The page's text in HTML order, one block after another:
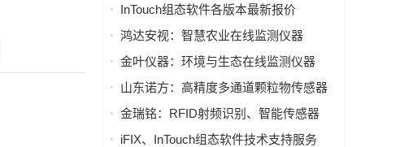
InTouch组态软件各版本最新报价
鸿达安视：智慧农业在线监测仪器
金叶仪器：环境与生态在线监测仪器
山东诺方：高精度多通道颗粒物传感器
金瑞铭：RFID射频识别、智能传感器
iFIX、InTouch组态软件技术支持服务